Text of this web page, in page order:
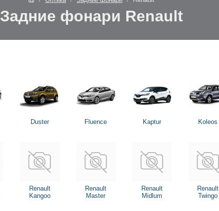
Задние фонари Renault
Duster Fluence Kaptur Koleos
Renault
Kangoo
Renault
Master
Renault
Midlum
Renault
Twingo